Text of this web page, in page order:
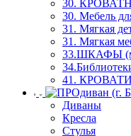
30.
30. Мебель
31. Мягкая
31. Мягкая
33.ШКАФЫ
41.
Диваны
Кресла
Стулья